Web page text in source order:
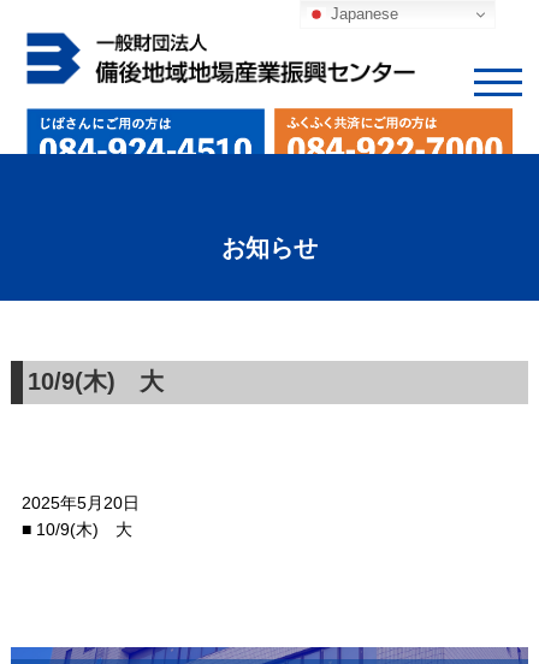
お知らせ
10/9(木) 大
2025年5月20日
■ 10/9(木) 大
Japanese